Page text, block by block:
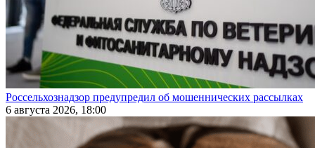
Россельхознадзор предупредил об мошеннических рассылках
6 августа 2026, 18:00